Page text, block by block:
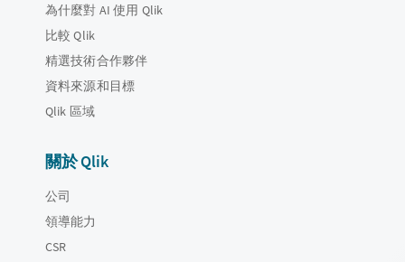
為什麼對 AI 使用 Qlik
比較 Qlik
精選技術合作夥伴
資料來源和目標
Qlik 區域
關於 Qlik
公司
領導能力
CSR